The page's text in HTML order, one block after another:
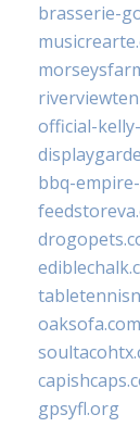
brasserie-
official-
bbq-
oaksofa.com
gpsyfl.org